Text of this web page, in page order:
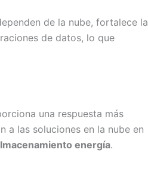
de la nube, fortalece la
de datos, lo que
una respuesta más
a las soluciones en la nube en
energía.